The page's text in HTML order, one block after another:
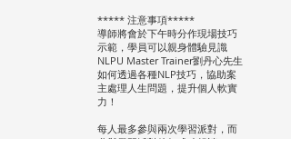
***** 注意事項*****
導師將會於下午時分作現場技巧
示範，學員可以親身體驗見識
NLPU Master Trainer劉丹心先生
如何透過各種NLP技巧，協助案
主處理人生問題，提升個人軟實
力！
每人最多參與兩次學習派對，而
參與學習派對後如成功報讀NLP